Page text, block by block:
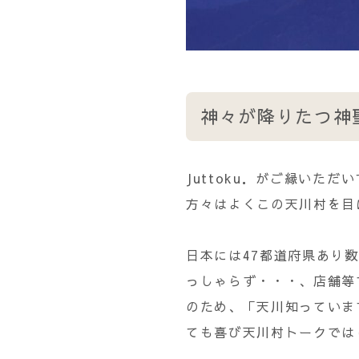
神々が降りたつ神
Juttoku．がご縁いただい
方々はよくこの天川村を
日本には47都道府県あり
っしゃらず・・・、店舗
のため、「天川知ってい
ても喜び天川村トークで